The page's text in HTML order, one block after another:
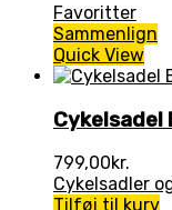
Favoritter
Sammenlign
Quick View
Cykelsadel
799,00kr.
Cykelsadler
Tilføj til kurv